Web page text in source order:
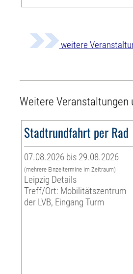
weitere
Weitere Veranstaltungen
Stadtrundfahrt per Rad
07.08.2026 bis 29.08.2026
(mehrere Einzeltermine im Zeitraum)
Leipzig Details
Treff/Ort: Mobilitätszentrum
der LVB, Eingang Turm